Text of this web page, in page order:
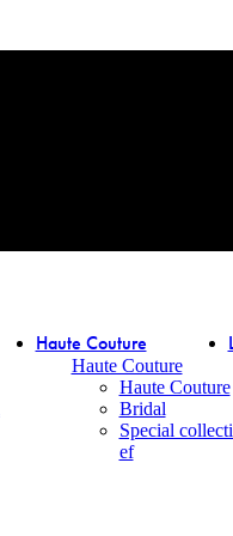
Haute Couture
Haute Couture
Haute Couture
Bridal
Special
ef